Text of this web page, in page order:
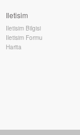
Iletisim
Iletisim Bilgisi
Iletisim Formu
Harita